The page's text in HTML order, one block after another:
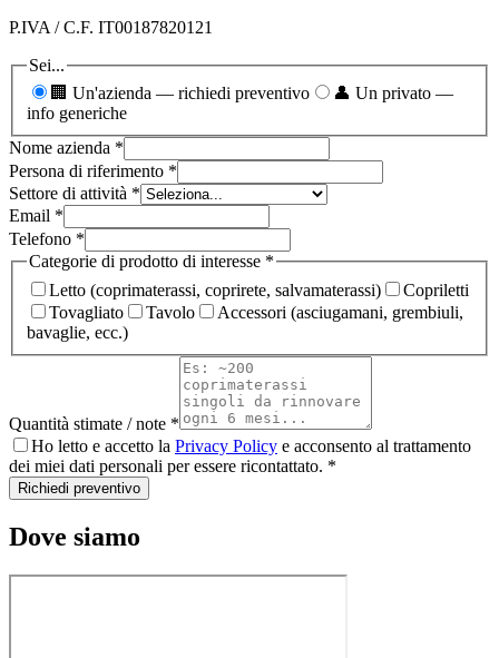
P.IVA / C.F. IT00187820121
Sei...
🏢 Un'azienda — richiedi preventivo
👤 Un privato —
info generiche
Nome azienda *
Persona di riferimento *
Settore di attività *
Email *
Telefono *
Categorie di prodotto di interesse *
Letto (coprimaterassi, coprirete, salvamaterassi)
Copriletti
Tovagliato
Tavolo
Accessori (asciugamani, grembiuli,
bavaglie, ecc.)
Quantità stimate / note *
Ho letto e accetto la Privacy Policy e acconsento al trattamento
dei miei dati personali per essere ricontattato. *
Richiedi preventivo
Dove siamo